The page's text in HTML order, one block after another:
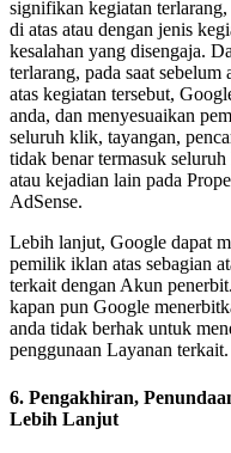
signifikan kegiatan
di atas atau dengan jenis
kesalahan yang disengaja.
terlarang, pada saat sebelum
atas kegiatan tersebut,
anda, dan menyesuaikan
seluruh klik, tayangan,
tidak benar termasuk
atau kejadian lain pada
AdSense.
Lebih lanjut, Google dapat
pemilik iklan atas sebagian
terkait dengan Akun
kapan pun Google
anda tidak berhak untuk
penggunaan Layanan terkait.
6. Pengakhiran,
Lebih Lanjut